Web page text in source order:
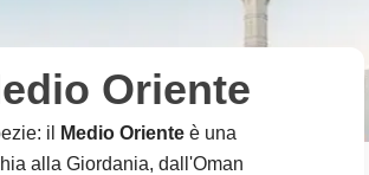
Oriente
il Medio Orienteè una
alla Giordania, dall'Oman